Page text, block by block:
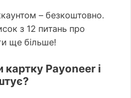
– безкоштовно.
з 12 питань про
ще більше!
картку Payoneer і